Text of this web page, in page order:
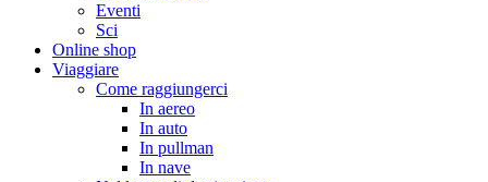
Eventi
Sci
Online shop
Viaggiare
Come raggiungerci
In aereo
In auto
In pullman
In nave